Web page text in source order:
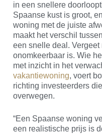
in een snellere
Spaanse kust is groot,
woning met de juiste
maakt het verschil
een snelle deal.
onomkeerbaar is. Wie
met inzicht in het
vakantiewoning, voert
richting investeerders
overwegen.
“Een Spaanse woning
een realistische prijs is